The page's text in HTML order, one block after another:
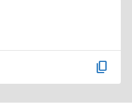
content_copy